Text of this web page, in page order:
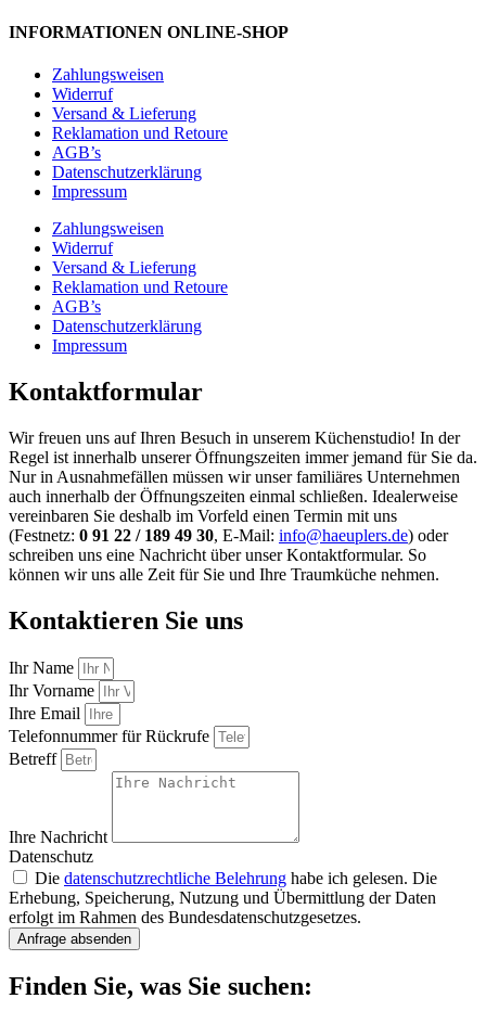
INFORMATIONEN ONLINE-SHOP
Zahlungsweisen
Widerruf
Versand & Lieferung
Reklamation und Retoure
AGB’s
Datenschutzerklärung
Impressum
Zahlungsweisen
Widerruf
Versand & Lieferung
Reklamation und Retoure
AGB’s
Datenschutzerklärung
Impressum
Kontaktformular
Wir freuen uns auf Ihren Besuch in unserem Küchenstudio! In der
Regel ist innerhalb unserer Öffnungszeiten immer jemand für Sie da.
Nur in Ausnahmefällen müssen wir unser familiäres Unternehmen
auch innerhalb der Öffnungszeiten einmal schließen. Idealerweise
vereinbaren Sie deshalb im Vorfeld einen Termin mit uns
(Festnetz: 0 91 22 / 189 49 30, E-Mail: info@haeuplers.de) oder
schreiben uns eine Nachricht über unser Kontaktformular. So
können wir uns alle Zeit für Sie und Ihre Traumküche nehmen.
Kontaktieren Sie uns
Ihr Name
Ihr Vorname
Ihre Email
Telefonnummer für Rückrufe
Betreff
Ihre Nachricht
Datenschutz
Die datenschutzrechtliche Belehrung habe ich gelesen. Die
Erhebung, Speicherung, Nutzung und Übermittlung der Daten
erfolgt im Rahmen des Bundesdatenschutzgesetzes.
Anfrage absenden
Finden Sie, was Sie suchen: